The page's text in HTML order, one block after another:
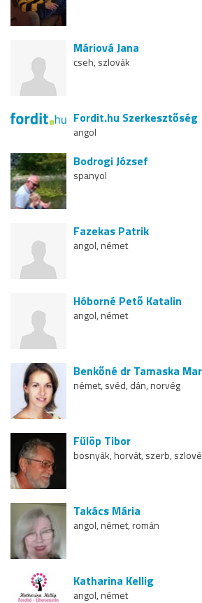
Máriová Jana
cseh, szlovák
Fordit.hu Szerkesztőség
angol
Bodrogi József
spanyol
Fazekas Patrik
angol, német
Hóborné Pető Katalin
angol, német
Benkőné dr Tamaska
német, svéd, dán, norvég
Fülöp Tibor
bosnyák, horvát, szerb,
Takács Mária
angol, német, román
Katharina Kellig
angol, német